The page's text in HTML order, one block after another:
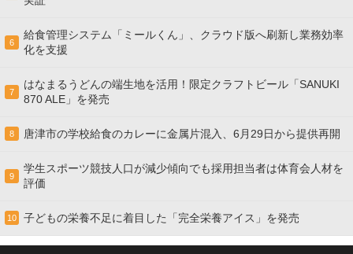
6
給食管理システム「ミールくん」、クラウド版へ刷新し業務効率
化を支援
7
はなまるうどんの端生地を活用！限定クラフトビール「SANUKI
870 ALE」を発売
8 唐津市の学校給食のカレーに金属片混入、6月29日から提供再開
9
学生スポーツ競技人口が減少傾向でも採用担当者は体育会人材を
評価
10 子どもの栄養不足に着目した「完全栄養アイス」を発売